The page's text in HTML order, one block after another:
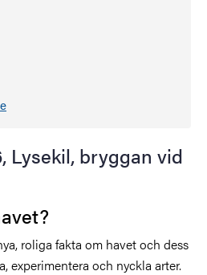
Lysekil, bryggan vid
roliga fakta om havet och dess
experimentera och nyckla arter.